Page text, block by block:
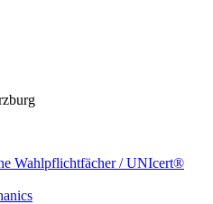
Wahlpflichtfächer / UNIcert®